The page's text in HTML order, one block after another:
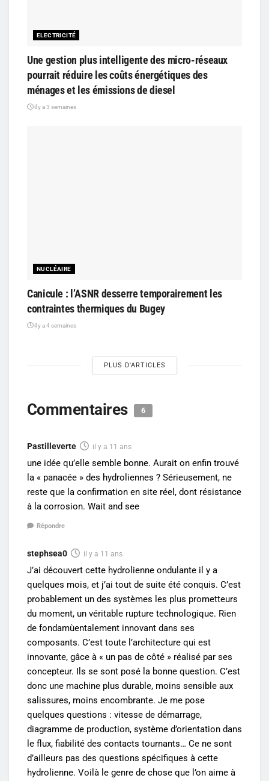
ELECTRICITÉ
Une gestion plus intelligente des micro-réseaux
pourrait réduire les coûts énergétiques des
ménages et les émissions de diesel
il y a 3 semaines
NUCLÉAIRE
Canicule : l’ASNR desserre temporairement les
contraintes thermiques du Bugey
il y a 4 semaines
PLUS D'ARTICLES
Commentaires 6
Pastilleverte il y a 11 ans
une idée qu’elle semble bonne. Aurait on enfin trouvé
la « panacée » des hydroliennes ? Sérieusement, ne
reste que la confirmation en site réel, dont résistance
à la corrosion. Wait and see
Répondre
stephsea0 il y a 11 ans
J’ai découvert cette hydrolienne ondulante il y a
quelques mois, et j’ai tout de suite été conquis. C’est
probablement un des systèmes les plus prometteurs
du moment, un véritable rupture technologique. Rien
de fondamùentalement innovant dans ses
composants. C’est toute l’architecture qui est
innovante, gâce à « un pas de côté » réalisé par ses
concepteur. Ils se sont posé la bonne question. C’est
donc une machine plus durable, moins sensible aux
salissures, moins encombrante. Je me pose
quelques questions : vitesse de démarrage,
diagramme de production, système d’orientation dans
le flux, fiabilité des contacts tournants… Ce ne sont
d’ailleurs pas des questions spécifiques à cette
hydrolienne. Voilà le genre de chose que l’on aime à